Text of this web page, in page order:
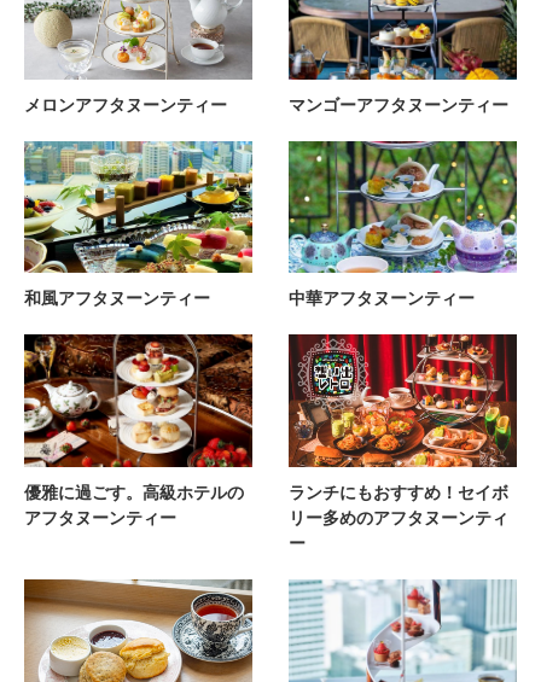
メロンアフタヌーンティー マンゴーアフタヌーンティー
和風アフタヌーンティー 中華アフタヌーンティー
優雅に過ごす。高級ホテルの
アフタヌーンティー
ランチにもおすすめ！セイボ
リー多めのアフタヌーンティ
ー